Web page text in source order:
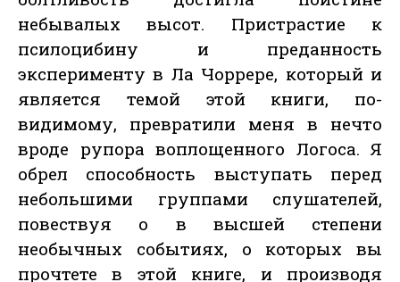
небывалых высот. Пристрастие к
псилоцибину и преданность
эксперименту в Ла Чоррере, который и
является темой этой книги, по-
видимому, превратили меня в нечто
вроде рупора воплощенного Логоса. Я
обрел способность выступать перед
небольшими группами слушателей,
повествуя о в высшей степени
необычных событиях, о которых вы
прочтете в этой книге, и производя